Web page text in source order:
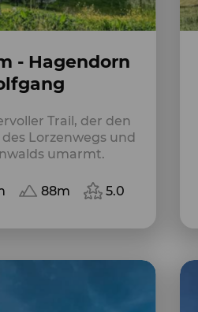
- Hagendorn
Trail, der den
Lorzenwegs und
umarmt.
88m 5.0